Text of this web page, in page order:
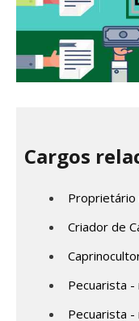
Cargos
Proprietário
Criador de
Pecuarista -
Pecuarista -